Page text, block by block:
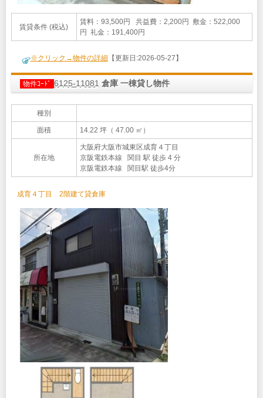
賃貸条件 (税込)
賃料：93,500円 共益費：2,200円 敷金：522,000
円 礼金：191,400円
※クリック→物件の詳細 【更新日:2026-05-27】
物件ｺｰﾄﾞ 6125-11081 倉庫 一棟貸し物件
種別
面積 14.22 坪（ 47.00 ㎡）
所在地
大阪府大阪市城東区成育４丁目
京阪電鉄本線 関目 駅 徒歩 4 分
京阪電鉄本線 関目駅 徒歩4分
成育４丁目 2階建て貸倉庫